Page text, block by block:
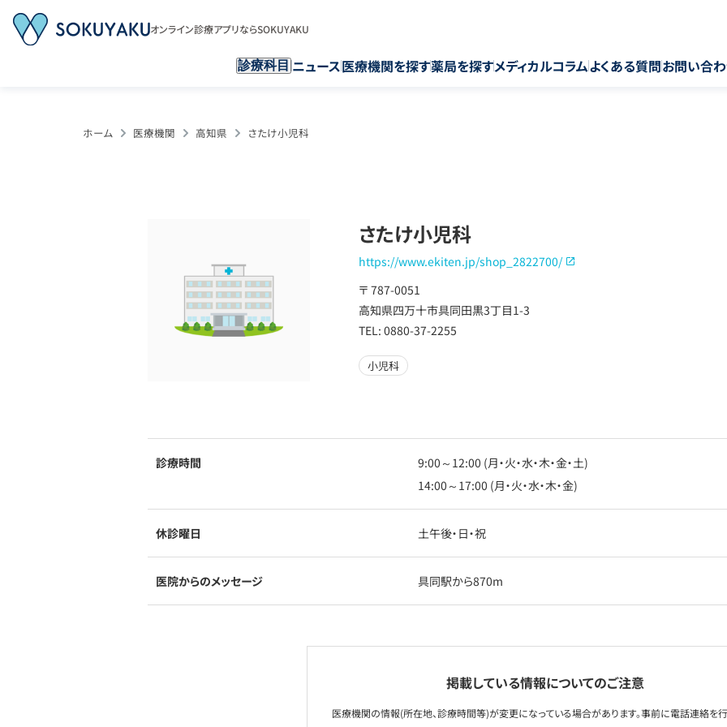
オンライン診療アプリならSOKUYAKU
診療科目 ニュース医療機関を探す薬局を探すメディカルコラムよくある質問お問い合
ホーム 医療機関 高知県 さたけ小児科
さたけ小児科
https://www.ekiten.jp/shop_2822700/
〒 787-0051
高知県四万十市具同田黒3丁目1-3
TEL: 0880-37-2255
小児科
診療時間
9:00～12:00 (月・火・水・木・金・土)
14:00～17:00 (月・火・水・木・金)
休診曜日 土午後・日・祝
医院からのメッセージ 具同駅から870m
掲載している情報についてのご注意
医療機関の情報(所在地、診療時間等)が変更になっている場合があります。事前に電話連絡を